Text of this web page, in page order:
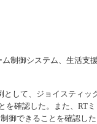
制御システム、生活支
して、ジョイスティッ
確認した。また、RT
御できることを確認した